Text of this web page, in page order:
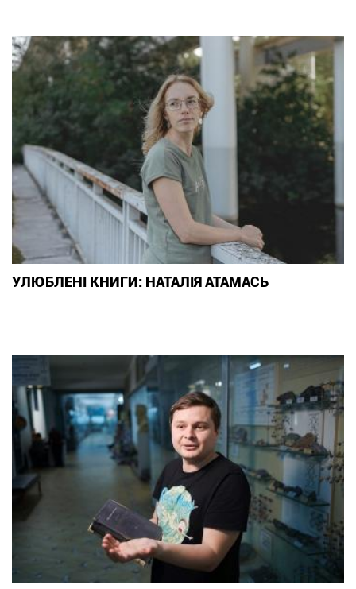
УЛЮБЛЕНІ КНИГИ: НАТАЛІЯ АТАМАСЬ